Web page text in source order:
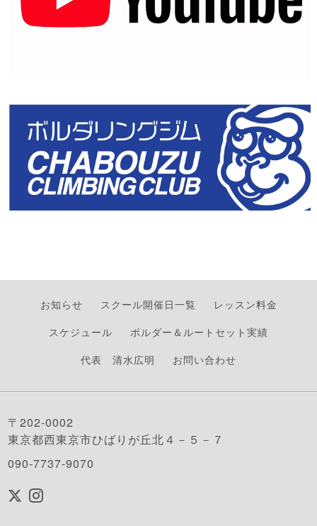
お知らせ スクール開催日一覧
レッスン料金
スケジュール
ボルダー＆ルートセット実績
代表 清水広明
お問い合わせ
〒202-0002
東京都西東京市ひばりが丘北４－５－７
090-7737-9070